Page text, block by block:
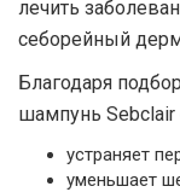
лечить
себорейный
Благодаря
шампунь Sebclair
устраняет
уменьшает